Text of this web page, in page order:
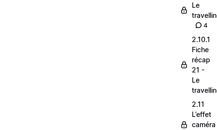
Le
4
2.10.1
Fiche
récap
21 -
Le
2.11
L’effet
caméra